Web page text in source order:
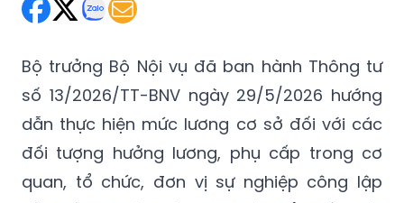
Thứ Hai 01/06/2026 11:27
Bộ trưởng Bộ Nội vụ đã ban hành Thông tư
số 13/2026/TT-BNV ngày 29/5/2026 hướng
dẫn thực hiện mức lương cơ sở đối với các